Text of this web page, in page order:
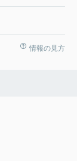
情報の見方